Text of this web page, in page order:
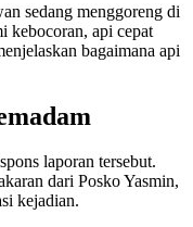
sedang menggoreng di
kebocoran, api cepat
bagaimana api
laporan tersebut.
dari Posko Yasmin,
kejadian.